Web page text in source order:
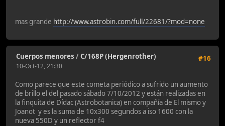
mas grande http://www.astrobin.com/full/22681/?mod=none
#16
Cuerpos menores /C/168P (Hergenrother)
10-Oct-12, 21:30
Como parece que este cometa periódico a sufrido un aumento
de brillo el del pasado sábado 7/10/2012 y están realizadas en
la finquita de Dídac (Astrobotanica) en compañía de El mismo y
Joanot y es la suma de 10x300 segundos a iso 1600 con la
nueva 550D y un reflector f4